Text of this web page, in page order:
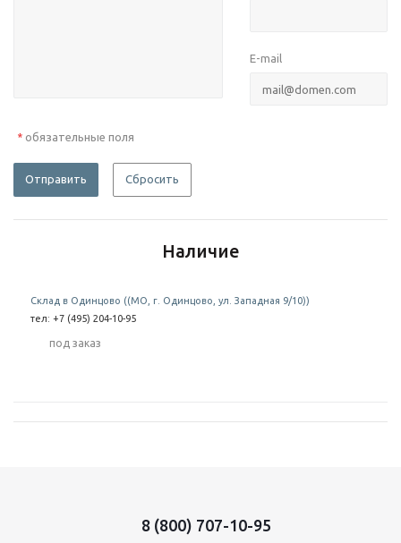
E-mail
* обязательные поля
Отправить Сбросить
Наличие
Склад в Одинцово ((МО, г. Одинцово, ул. Западная 9/10))
тел: +7 (495) 204-10-95
Под заказ
8 (800) 707-10-95